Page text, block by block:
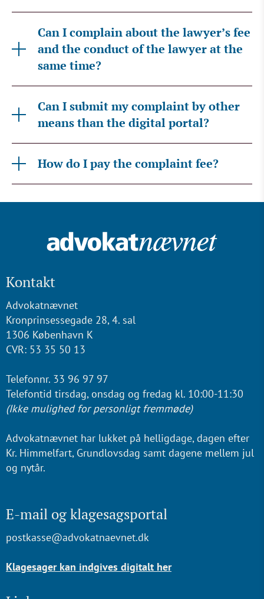
Can I complain about the lawyer’s fee
and the conduct of the lawyer at the
same time?
Can I submit my complaint by other
means than the digital portal?
How do I pay the complaint fee?
Kontakt
Advokatnævnet
Kronprinsessegade 28, 4. sal
1306 København K
CVR: 53 35 50 13
Telefonnr. 33 96 97 97
Telefontid tirsdag, onsdag og fredag kl. 10:00-11:30
(Ikke mulighed for personligt fremmøde)
Advokatnævnet har lukket på helligdage, dagen efter
Kr. Himmelfart, Grundlovsdag samt dagene mellem jul
og nytår.
E-mail og klagesagsportal
postkasse@advokatnaevnet.dk
Klagesager kan indgives digitalt her